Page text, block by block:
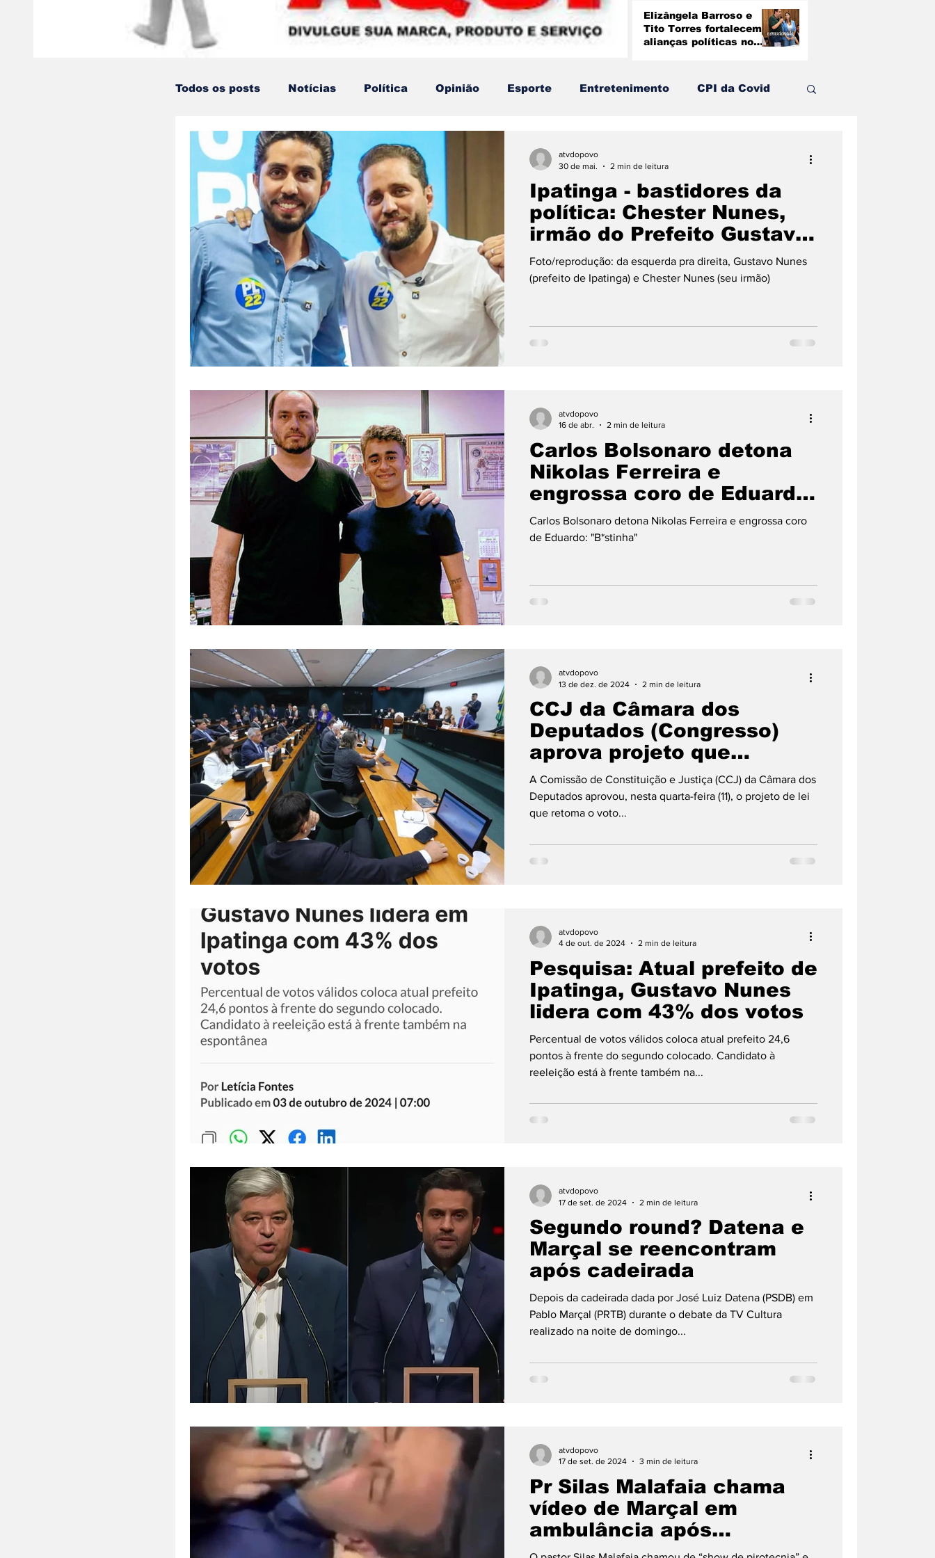
Elizângela Barroso e
Tito Torres fortalecem
alianças políticas no
Todos os posts Notícias Política Opinião Esporte Entretenimento CPI da Covid
Pandemia Covid19 Acidentes
Educação e Ensino Mercado Financeiro LGBTQIA+ Moradia e Habitação
#UmPingoéLetra Emprego e Renda
Ipatinga - bastidores da
política: Chester Nunes,
irmão do Prefeito Gustavo
Nunes, pode desistir de
concorrer a uma vaga
Foto/reprodução: da esquerda pra direita, Gustavo Nunes
(prefeito de Ipatinga) e Chester Nunes (seu irmão)
atvdopovo
30 de mai.
2 min de leitura
Carlos Bolsonaro detona
Nikolas Ferreira e
engrossa coro de Eduardo:
"B*stinha"
Carlos Bolsonaro detona Nikolas Ferreira e engrossa coro
de Eduardo: "B*stinha"
atvdopovo
16 de abr.
2 min de leitura
CCJ da Câmara dos
Deputados (Congresso)
aprova projeto que
autoriza voto impresso e
recontagem de cédulas
A Comissão de Constituição e Justiça (CCJ) da Câmara dos
Deputados aprovou, nesta quarta-feira (11), o projeto de lei
que retoma o voto...
atvdopovo
13 de dez. de 2024
2 min de leitura
Pesquisa: Atual prefeito de
Ipatinga, Gustavo Nunes
lidera com 43% dos votos
Percentual de votos válidos coloca atual prefeito 24,6
pontos à frente do segundo colocado. Candidato à
reeleição está à frente também na...
atvdopovo
4 de out. de 2024
2 min de leitura
Segundo round? Datena e
Marçal se reencontram
após cadeirada
Depois da cadeirada dada por José Luiz Datena (PSDB) em
Pablo Marçal (PRTB) durante o debate da TV Cultura
realizado na noite de domingo...
atvdopovo
17 de set. de 2024
2 min de leitura
Pr Silas Malafaia chama
vídeo de Marçal em
ambulância após
cadeirada de Datena de
atvdopovo
17 de set. de 2024
3 min de leitura